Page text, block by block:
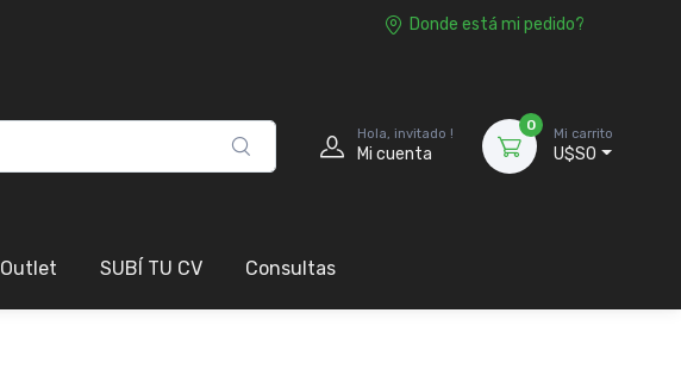
Donde está mi pedido?
Hola, invitado !
Mi cuenta
0
Mi carrito
U$S0
Outlet SUBÍ TU CV Consultas